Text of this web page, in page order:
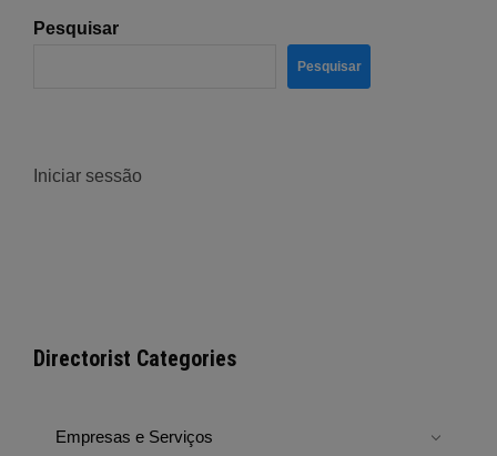
Pesquisar
Pesquisar
Iniciar sessão
Directorist Categories
Empresas e Serviços